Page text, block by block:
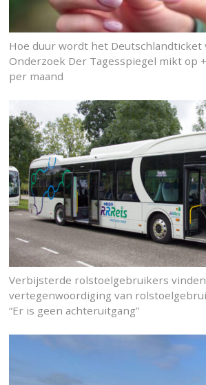
Hoe duur wordt het Deutschlandticket
Onderzoek Der Tagesspiegel mikt op
per maand
Verbijsterde rolstoelgebruikers vinden
vertegenwoordiging van
“Er is geen achteruitgang”